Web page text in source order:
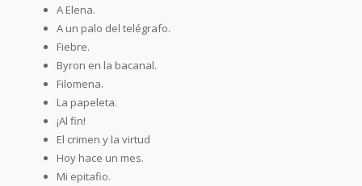
A Elena.
A un palo del telégrafo.
Fiebre.
Byron en la bacanal.
Filomena.
La papeleta.
¡Al fin!
El crimen y la virtud
Hoy hace un mes.
Mi epitafio.